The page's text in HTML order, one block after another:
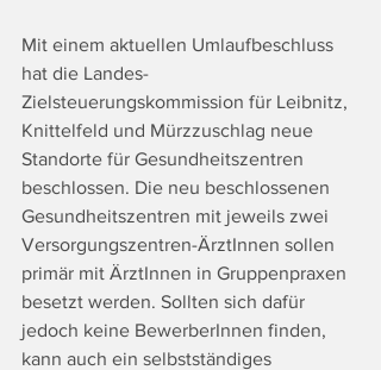
Mit einem aktuellen Umlaufbeschluss
hat die Landes-
Zielsteuerungskommission für Leibnitz,
Knittelfeld und Mürzzuschlag neue
Standorte für Gesundheitszentren
beschlossen. Die neu beschlossenen
Gesundheitszentren mit jeweils zwei
Versorgungszentren-ÄrztInnen sollen
primär mit ÄrztInnen in Gruppenpraxen
besetzt werden. Sollten sich dafür
jedoch keine BewerberInnen finden,
kann auch ein selbstständiges